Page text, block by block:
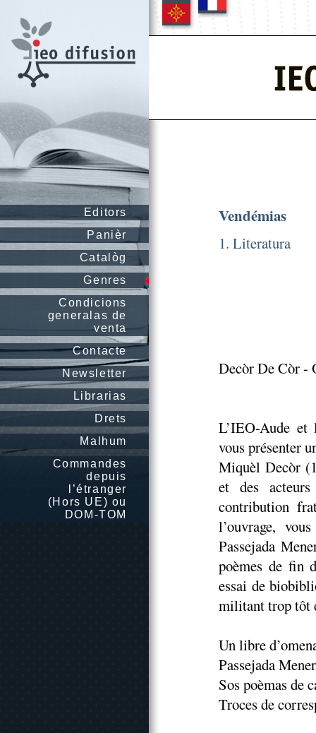
Editors
Panièr
Catalòg
Genres
Condicions
generalas de
venta
Contacte
Newsletter
Librarias
Drets
Malhum
Commandes
depuis
l’étranger
(Hors UE) ou
DOM-TOM
Vendémias
1. Literatura
Decòr De Còr -
L’IEO-Aude et
vous présenter
Miquèl Decòr
et des
contribution
l’ouvrage,
Passejada
poèmes de fin
essai de
militant trop tôt
Un libre
Passejada
Sos poèmas de
Troces de